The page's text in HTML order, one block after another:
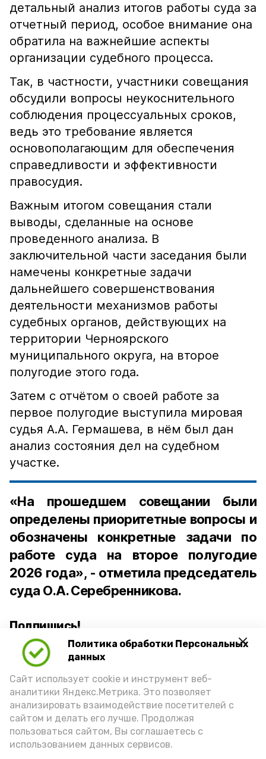
Политика обработки Персональных
данных
Сайт использует cookie и инструмент веб-
аналитики Яндекс.Метрика. Это позволяет
анализировать взаимодействие посетителей с
сайтом и делать его лучше. Продолжая
пользоваться сайтом, Вы соглашаетесь с
использованием данных сервисов.
детальный анализ итогов работы суда за
отчетный период, особое внимание она
обратила на важнейшие аспекты
организации судебного процесса.
Так, в частности, участники совещания
обсудили вопросы неукоснительного
соблюдения процессуальных сроков,
ведь это требование является
основополагающим для обеспечения
справедливости и эффективности
правосудия.
Важным итогом совещания стали
выводы, сделанные на основе
проведенного анализа. В
заключительной части заседания были
намечены конкретные задачи
дальнейшего совершенствования
деятельности механизмов работы
судебных органов, действующих на
территории Черноярского
муниципального округа, на второе
полугодие этого года.
Затем с отчётом о своей работе за
первое полугодие выступила мировая
судья А.А. Гермашева, в нём был дан
анализ состояния дел на судебном
участке.
«На прошедшем совещании были
определены приоритетные вопросы и
обозначены конкретные задачи по
работе суда на второе полугодие
2026 года», - отметила председатель
суда О.А. Серебренникова.
Подпишись!
А24 в MAX А24 в Вконтакте